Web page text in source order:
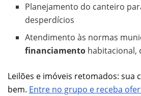
Planejamento do canteiro
desperdícios
Atendimento às normas
financiamento habitacional,
Leilões e imóveis retomados: sua
bem. Entre no grupo e receba